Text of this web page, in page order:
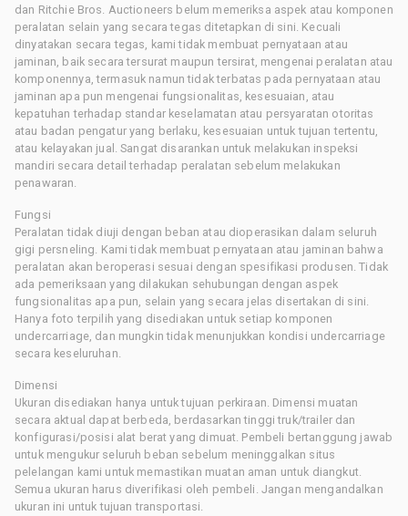
dan Ritchie Bros. Auctioneers belum memeriksa aspek atau komponen
peralatan selain yang secara tegas ditetapkan di sini. Kecuali
dinyatakan secara tegas, kami tidak membuat pernyataan atau
jaminan, baik secara tersurat maupun tersirat, mengenai peralatan atau
komponennya, termasuk namun tidak terbatas pada pernyataan atau
jaminan apa pun mengenai fungsionalitas, kesesuaian, atau
kepatuhan terhadap standar keselamatan atau persyaratan otoritas
atau badan pengatur yang berlaku, kesesuaian untuk tujuan tertentu,
atau kelayakan jual. Sangat disarankan untuk melakukan inspeksi
mandiri secara detail terhadap peralatan sebelum melakukan
penawaran.
Fungsi
Peralatan tidak diuji dengan beban atau dioperasikan dalam seluruh
gigi persneling. Kami tidak membuat pernyataan atau jaminan bahwa
peralatan akan beroperasi sesuai dengan spesifikasi produsen. Tidak
ada pemeriksaan yang dilakukan sehubungan dengan aspek
fungsionalitas apa pun, selain yang secara jelas disertakan di sini.
Hanya foto terpilih yang disediakan untuk setiap komponen
undercarriage, dan mungkin tidak menunjukkan kondisi undercarriage
secara keseluruhan.
Dimensi
Ukuran disediakan hanya untuk tujuan perkiraan. Dimensi muatan
secara aktual dapat berbeda, berdasarkan tinggi truk/trailer dan
konfigurasi/posisi alat berat yang dimuat. Pembeli bertanggung jawab
untuk mengukur seluruh beban sebelum meninggalkan situs
pelelangan kami untuk memastikan muatan aman untuk diangkut.
Semua ukuran harus diverifikasi oleh pembeli. Jangan mengandalkan
ukuran ini untuk tujuan transportasi.